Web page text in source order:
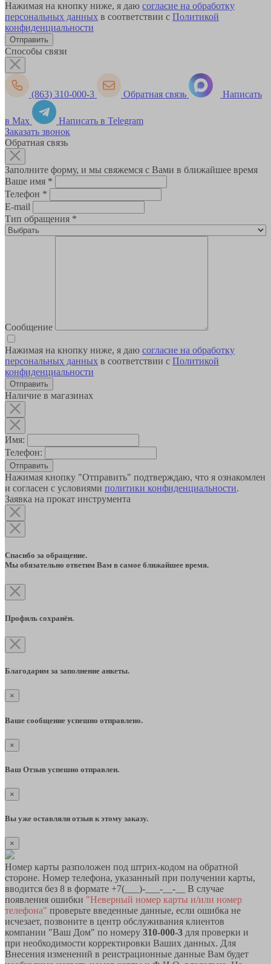
Нажимая на кнопку ниже, я даю согласие на обработку
персональных данных в соответствии с Политикой
конфиденциальности
Способы связи
(863) 310-000-3 Обратная связь Написать
в Max
Написать в Telegram
Заказать звонок
Обратная связь
Заполните форму, и мы свяжемся с Вами в ближайшее время
Ваше имя *
Телефон *
E-mail
Тип обращения *
Сообщение
Нажимая на кнопку ниже, я даю согласие на обработку
персональных данных в соответствии с Политикой
конфиденциальности
Наличие в магазинах
Имя:
Телефон:
Отправить
Нажимая кнопку "Отправить" подтверждаю, что я ознакомлен
и согласен с условиями политики конфиденциальности.
Заявка на прокат инструмента
Спасибо за обращение.
Мы обязательно ответим Вам в самое ближайшее время.
Профиль сохранён.
Благодарим за заполнение анкеты.
×
Ваше сообщение успешно отправлено.
×
Ваш Отзыв успешно отправлен.
×
Вы уже оставляли отзыв к этому заказу.
×
Номер карты разположен под штрих-кодом на обратной
стороне. Номер телефона, указанный при получении карты,
вводится без 8 в формате +7(___)-___-__-__ В случае
появления ошибки "Неверный номер карты и/или номер
телефона" проверьте введенные данные, если ошибка не
исчезает, позвоните в центр обслуживания клиентов
компании "Ваш Дом" по номеру 310-000-3 для проверки и
при необходимости корректировки Ваших данных. Для
Внесения изменений в реистрационные данные Вам будет